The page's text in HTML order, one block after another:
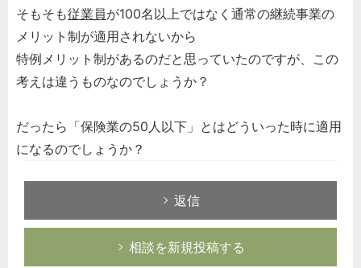
そもそも従業員が100名以上ではなく通常の継続事業の
メリット制が適用されないから
特例メリット制があるのだと思っていたのですが、この
考えは違うものなのでしょうか？
だったら「保険業の50人以下」とはどういった時に適用
になるのでしょうか？
返信
相談を新規投稿する